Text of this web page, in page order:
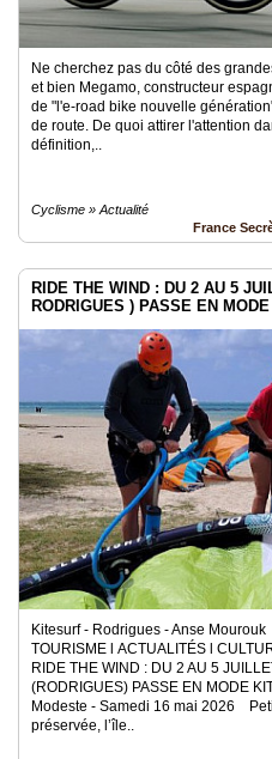
Ne cherchez pas du côté des
et bien Megamo, constructeur
de "l'e-road bike nouvelle
de route. De quoi attirer l'attention
définition,..
Cyclisme » Actualité
France
RIDE THE WIND : DU 2 AU 5
RODRIGUES ) PASSE EN
Kitesurf - Rodrigues - Anse Mourouk
TOURISME l ACTUALITÉS l
RIDE THE WIND : DU 2 AU 5
(RODRIGUES) PASSE EN MODE
Modeste - Samedi 16 mai 2026
préservée, l’île..